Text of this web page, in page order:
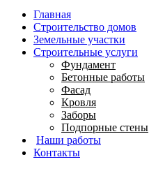
Главная
Строительство домов
Земельные участки
Строительные услуги
Фундамент
Бетонные работы
Фасад
Кровля
Заборы
Подпорные стены
Наши работы
Контакты